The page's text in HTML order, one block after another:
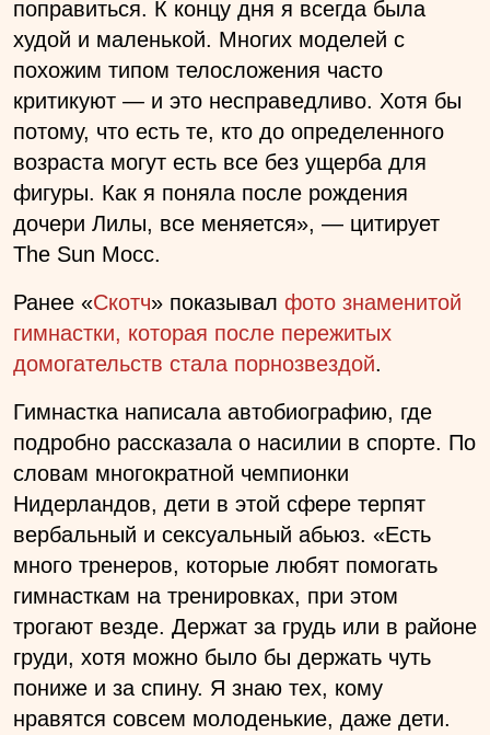
поправиться. К концу дня я всегда была
худой и маленькой. Многих моделей с
похожим типом телосложения часто
критикуют — и это несправедливо. Хотя бы
потому, что есть те, кто до определенного
возраста могут есть все без ущерба для
фигуры. Как я поняла после рождения
дочери Лилы, все меняется», — цитирует
The Sun Мосс.
Ранее «Скотч» показывал фото знаменитой
гимнастки, которая после пережитых
домогательств стала порнозвездой.
Гимнастка написала автобиографию, где
подробно рассказала о насилии в спорте. По
словам многократной чемпионки
Нидерландов, дети в этой сфере терпят
вербальный и сексуальный абьюз. «Есть
много тренеров, которые любят помогать
гимнасткам на тренировках, при этом
трогают везде. Держат за грудь или в районе
груди, хотя можно было бы держать чуть
пониже и за спину. Я знаю тех, кому
нравятся совсем молоденькие, даже дети.